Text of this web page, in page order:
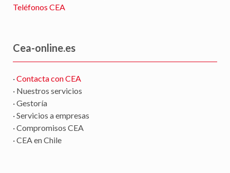
Teléfonos CEA
Cea-online.es
·Contacta con CEA
· Nuestros servicios
· Gestoría
· Servicios a empresas
· Compromisos CEA
· CEA en Chile